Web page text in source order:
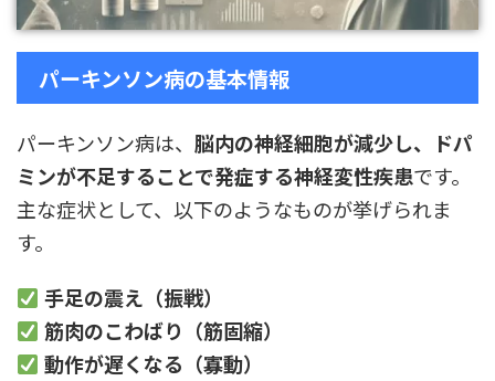
パーキンソン病の基本情報
パーキンソン病は、 脳内の神経細胞が減少し、ドパ
ミンが不足することで発症する神経変性疾患です。
主な症状として、以下のようなものが挙げられま
す。
手足の震え（振戦）
筋肉のこわばり（筋固縮）
動作が遅くなる（寡動）